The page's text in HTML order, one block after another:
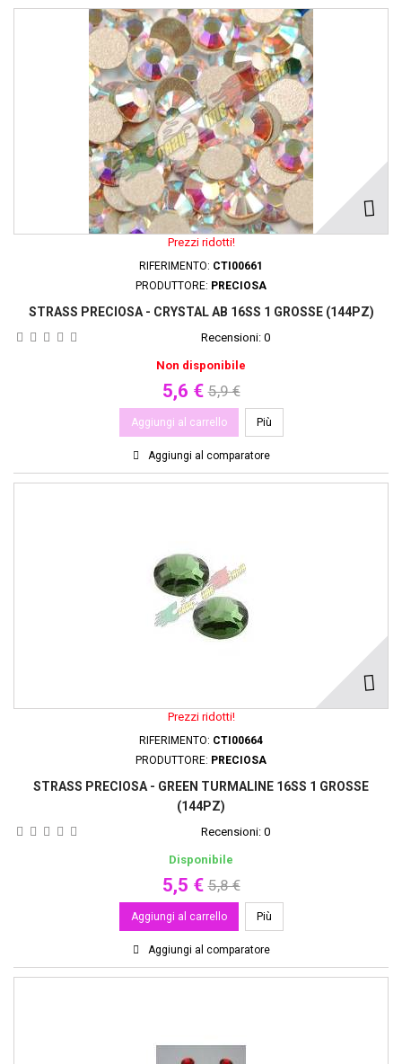
Prezzi ridotti!
RIFERIMENTO: CTI00661
PRODUTTORE: PRECIOSA
STRASS PRECIOSA - CRYSTAL AB 16SS 1 GROSSE (144PZ)
Recensioni: 0
Non disponibile
5,6 € 5,9 €
Aggiungi al carrello Più
Aggiungi al comparatore
Prezzi ridotti!
RIFERIMENTO: CTI00664
PRODUTTORE: PRECIOSA
STRASS PRECIOSA - GREEN TURMALINE 16SS 1 GROSSE
(144PZ)
Recensioni: 0
Disponibile
5,5 € 5,8 €
Aggiungi al carrello Più
Aggiungi al comparatore